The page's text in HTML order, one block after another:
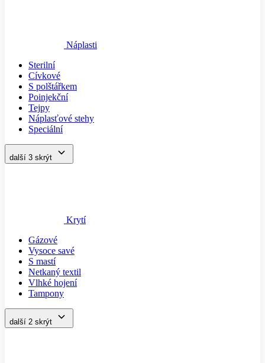
Náplasti
Sterilní
Cívkové
S polštářkem
Poinjekční
Tejpy
Náplasťové stehy
Speciální
další 3 skrýt
Krytí
Gázové
Vysoce savé
S mastí
Netkaný textil
Vlhké hojení
Tampony
další 2 skrýt